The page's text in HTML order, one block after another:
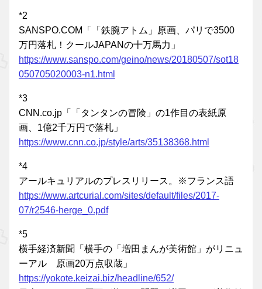
*2
SANSPO.COM「「鉄腕アトム」原画、パリで3500
万円落札！クールJAPANの十万馬力」
https://www.sanspo.com/geino/news/20180507/sot18
050705020003-n1.html
*3
CNN.co.jp「「タンタンの冒険」の1作目の表紙原
画、1億2千万円で落札」
https://www.cnn.co.jp/style/arts/35138368.html
*4
アールキュリアルのプレスリリース。※フランス語
https://www.artcurial.com/sites/default/files/2017-
07/r2546-herge_0.pdf
*5
横手経済新聞「横手の「増田まんが美術館」がリニュ
ーアル 原画20万点収蔵」
https://yokote.keizai.biz/headline/652/